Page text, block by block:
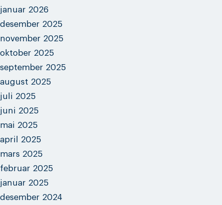
januar 2026
desember 2025
november 2025
oktober 2025
september 2025
august 2025
juli 2025
juni 2025
mai 2025
april 2025
mars 2025
februar 2025
januar 2025
desember 2024